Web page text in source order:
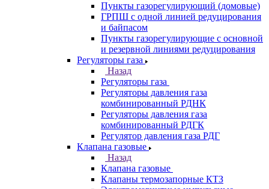
Пункты газорегулирующий (домовые)
ГРПШ с одной линией редуцирования
и байпасом
Пункты газорегулирующие с основной
и резервной линиями редуцирования
Регуляторы газа
Назад
Регуляторы газа
Регуляторы давления газа
комбинированный РДНК
Регуляторы давления газа
комбинированный РДГК
Регулятор давления газа РДГ
Клапана газовые
Назад
Клапана газовые
Клапаны термозапорные КТЗ